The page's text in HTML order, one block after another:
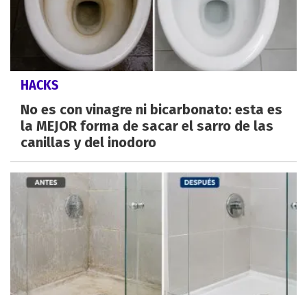
HACKS
No es con vinagre ni bicarbonato: esta es
la MEJOR forma de sacar el sarro de las
canillas y del inodoro